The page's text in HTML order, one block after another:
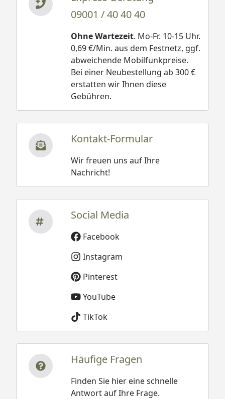
09001 / 40 40 40
Ohne Wartezeit. Mo-Fr. 10-15 Uhr.
0,69 €/Min. aus dem Festnetz, ggf.
abweichende Mobilfunkpreise.
Bei einer Neubestellung ab 300 €
erstatten wir Ihnen diese
Gebühren.
Kontakt-Formular
Wir freuen uns auf Ihre
Nachricht!
Social Media
Facebook
Instagram
Pinterest
YouTube
TikTok
Häufige Fragen
Finden Sie hier eine schnelle
Antwort auf Ihre Frage.